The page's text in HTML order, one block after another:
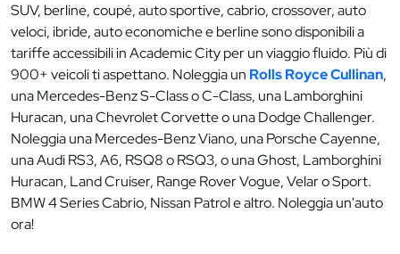
SUV, berline, coupé, auto sportive, cabrio, crossover, auto
veloci, ibride, auto economiche e berline sono disponibili a
tariffe accessibili in Academic City per un viaggio fluido. Più di
900+ veicoli ti aspettano. Noleggia un Rolls Royce Cullinan,
una Mercedes-Benz S-Class o C-Class, una Lamborghini
Huracan, una Chevrolet Corvette o una Dodge Challenger.
Noleggia una Mercedes-Benz Viano, una Porsche Cayenne,
una Audi RS3, A6, RSQ8 o RSQ3, o una Ghost, Lamborghini
Huracan, Land Cruiser, Range Rover Vogue, Velar o Sport.
BMW 4 Series Cabrio, Nissan Patrol e altro. Noleggia un'auto
ora!